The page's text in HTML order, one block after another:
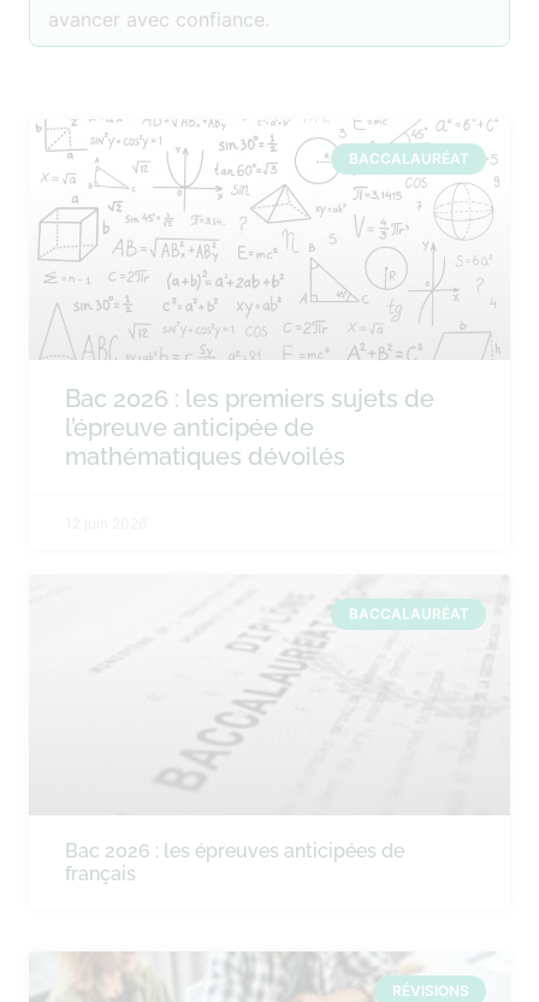
avancer avec confiance.
BACCALAURÉAT
Bac 2026 : les premiers sujets de
l’épreuve anticipée de
mathématiques dévoilés
BACCALAURÉAT
Bac 2026 : les épreuves anticipées de
français
RÉVISIONS